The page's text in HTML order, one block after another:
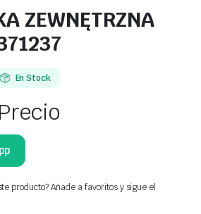
ZEWNĘTRZNA
En Stock
producto? Añade a favoritos y sigue el